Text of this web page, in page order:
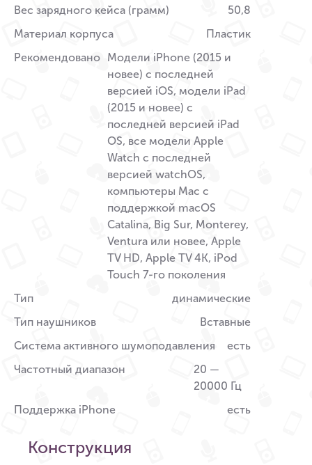
Вес зарядного кейса (грамм)
50,8
Материал корпуса
Пластик
Рекомендовано Модели iPhone (2015 и
новее) с последней
версией iOS, модели iPad
(2015 и новее) с
последней версией iPad
OS, все модели Apple
Watch с последней
версией watchOS,
компьютеры Mac с
поддержкой macOS
Catalina, Big Sur, Monterey,
Ventura или новее, Apple
TV HD, Apple TV 4K, iPod
Touch 7-го поколения
Тип
динамические
Тип наушников
Вставные
Система активного шумоподавления
есть
Частотный диапазон
20 —
20000 Гц
Поддержка iPhone
есть
Конструкция